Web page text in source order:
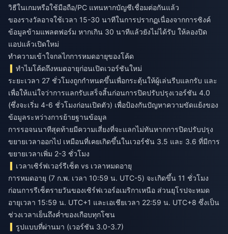
วิธีในเกมหรือใช้มือถือ/PC แทนหากบัญชีเชื่อมต่อกันแล้ว
ของรางวัลอาจใช้เวลา 15-30 นาทีในการปรากฏเนื่องจากการซิงค์
ข้อมูลข้ามแพลตฟอร์ม หากเกิน 30 นาทีแล้วยังไม่ได้รับ ให้ลองปิด
แอปแล้วเปิดใหม่
ทำความเข้าใจกลไกการหมดอายุของโค้ด
ทำไมโค้ดถึงหมดอายุก่อนเปิดเวอร์ชันใหม่
ระยะเวลา 27 ชั่วโมงถูกกำหนดขึ้นเพื่อกระตุ้นให้ผู้เล่นรีบแลกรับ และ
เพื่อให้แน่ใจว่าการแลกรับเสร็จสิ้นก่อนการปิดปรับปรุงเวอร์ชัน 4.0
(ซึ่งจะเริ่ม 4-6 ชั่วโมงก่อนเปิดตัว) เพื่อป้องกันปัญหาความขัดแย้งของ
ข้อมูลระหว่างการย้ายฐานข้อมูล
การรอจนนาทีสุดท้ายมีความเสี่ยงที่จะแลกไม่ทันหากการปิดปรับปรุง
ขยายเวลาออกไป เหมือนที่เคยเกิดขึ้นในเวอร์ชัน 3.5 และ 3.6 ที่มีการ
ขยายเวลาเพิ่ม 2-3 ชั่วโมง
เวลาเซิร์ฟเวอร์รีเซ็ต vs เวลาหมดอายุ
การหมดอายุ (7 ก.พ. เวลา 10:59 น. UTC-5) จะเกิดขึ้น 11 ชั่วโมง
ก่อนการรีเซ็ตรายวันของเซิร์ฟเวอร์อเมริกาเหนือ ส่วนยุโรปจะหมด
อายุเวลา 15:59 น. UTC+1 และเอเชียเวลา 22:59 น. UTC+8 ซึ่งเป็น
ช่วงเวลาเย็นถึงค่ำของเกือบทุกโซน
รูปแบบที่ผ่านมา (เวอร์ชัน 3.0-3.7)